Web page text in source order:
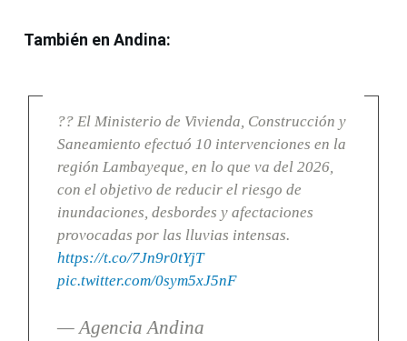
También en Andina:
?? El Ministerio de Vivienda, Construcción y
Saneamiento efectuó 10 intervenciones en la
región Lambayeque, en lo que va del 2026,
con el objetivo de reducir el riesgo de
inundaciones, desbordes y afectaciones
provocadas por las lluvias intensas.
https://t.co/7Jn9r0tYjT
pic.twitter.com/0sym5xJ5nF
— Agencia Andina